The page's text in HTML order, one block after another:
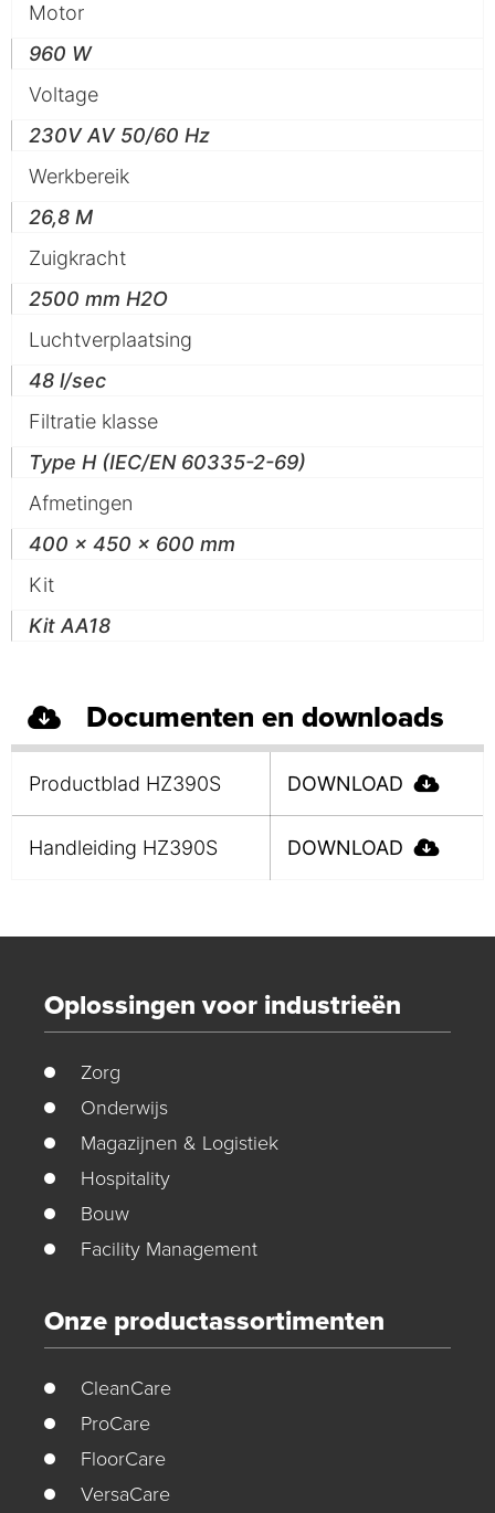
Motor
960 W
Voltage
230V AV 50/60 Hz
Werkbereik
26,8 M
Zuigkracht
2500 mm H2O
Luchtverplaatsing
48 l/sec
Filtratie klasse
Type H (IEC/EN 60335-2-69)
Afmetingen
400 x 450 x 600 mm
Kit
Kit AA18
Documenten en downloads
Productblad HZ390S DOWNLOAD
Handleiding HZ390S DOWNLOAD
Oplossingen voor industrieën
Zorg
Onderwijs
Magazijnen & Logistiek
Hospitality
Bouw
Facility Management
Onze productassortimenten
CleanCare
ProCare
FloorCare
VersaCare